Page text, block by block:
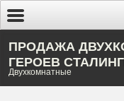
ПРОДАЖА
ГЕРОЕВ
Двухкомнатные